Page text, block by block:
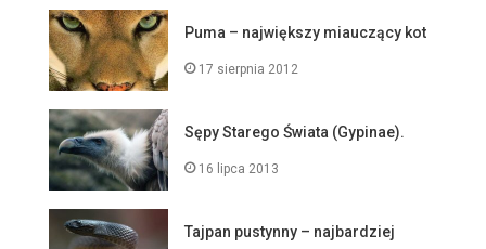
Puma – największy miauczący kot
17 sierpnia 2012
Sępy Starego Świata (Gypinae).
16 lipca 2013
Tajpan pustynny – najbardziej